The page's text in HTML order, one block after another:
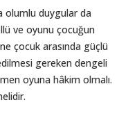
olumlu duygular da
ve oyunu çocuğun
çocuk arasında güçlü
gereken dengeli
oyuna hâkim olmalı.